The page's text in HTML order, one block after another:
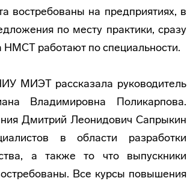
востребованы на предприятиях, в
по месту практики, сразу
НМСТ работают по специальности.
МИЭТ рассказала руководитель
Владимировна Поликарпова.
Дмитрий Леонидович Сапрыкин
в области разработки
а также то что выпускники
Все курсы повышения